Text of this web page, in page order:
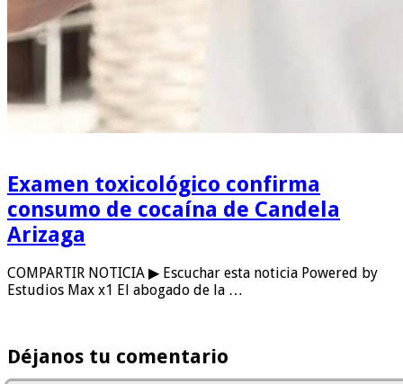
Examen toxicológico confirma
consumo de cocaína de Candela
Arizaga
COMPARTIR NOTICIA ▶ Escuchar esta noticia Powered by
Estudios Max x1 El abogado de la …
Déjanos tu comentario